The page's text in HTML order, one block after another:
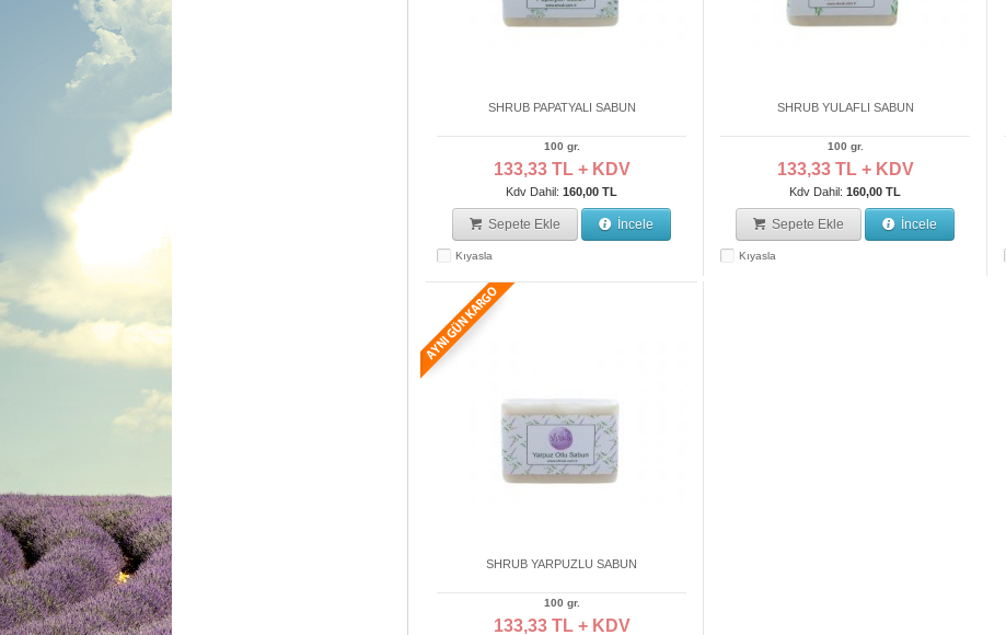
SHRUB PAPATYALI SABUN
100 gr.
133,33 TL + KDV
Kdv Dahil: 160,00 TL
Sepete Ekle İncele
Kıyasla
SHRUB YULAFLI SABUN
100 gr.
133,33 TL + KDV
Kdv Dahil: 160,00 TL
Sepete Ekle İncele
Kıyasla
SHRUB YARPUZLU SABUN
100 gr.
133,33 TL + KDV